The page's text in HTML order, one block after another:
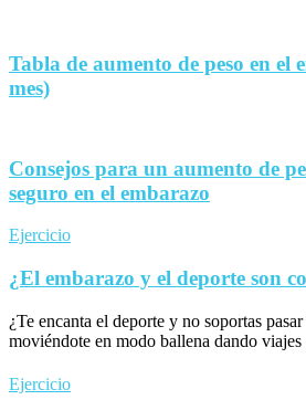
Tabla de aumento de peso en el
mes)
Consejos para un aumento de
seguro en el embarazo
Ejercicio
¿El embarazo y el deporte son
¿Te encanta el deporte y no soportas
moviéndote en modo ballena dando viajes
Ejercicio